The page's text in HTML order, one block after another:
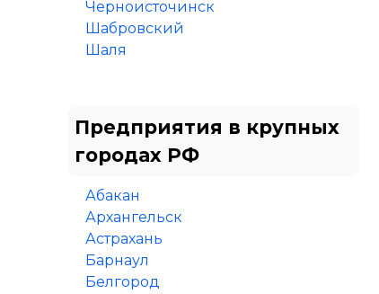
Черноисточинск
Шабровский
Шаля
Предприятия в крупных
городах РФ
Абакан
Архангельск
Астрахань
Барнаул
Белгород